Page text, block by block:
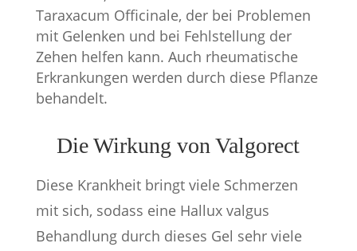
Taraxacum Officinale, der bei Problemen
mit Gelenken und bei Fehlstellung der
Zehen helfen kann. Auch rheumatische
Erkrankungen werden durch diese Pflanze
behandelt.
Die Wirkung von Valgorect
Diese Krankheit bringt viele Schmerzen
mit sich, sodass eine Hallux valgus
Behandlung durch dieses Gel sehr viele